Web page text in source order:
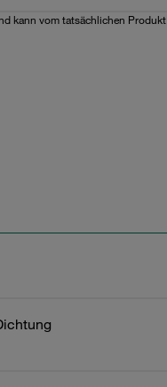
kann vom tatsächlichen Produkt